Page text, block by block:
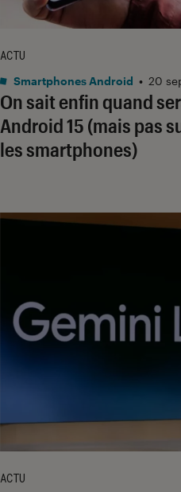
On sait enfin quand
Android 15 (mais pas
les smartphones)
ACTU
Smartphones Android • 20
ACTU